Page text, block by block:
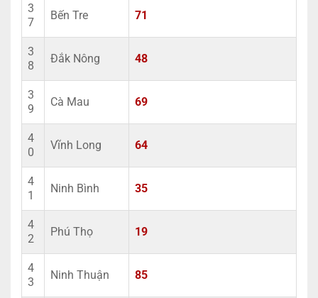
3
7
Bến Tre 71
3
8
Đắk Nông 48
3
9
Cà Mau 69
4
0
Vĩnh Long 64
4
1
Ninh Bình 35
4
2
Phú Thọ 19
4
3
Ninh Thuận 85